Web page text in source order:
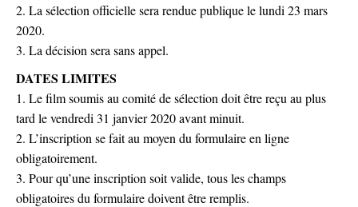
2. La sélection officielle sera rendue publique le lundi 23 mars
2020.
3. La décision sera sans appel.
DATES LIMITES
1. Le film soumis au comité de sélection doit être reçu au plus
tard le vendredi 31 janvier 2020 avant minuit.
2. L’inscription se fait au moyen du formulaire en ligne
obligatoirement.
3. Pour qu’une inscription soit valide, tous les champs
obligatoires du formulaire doivent être remplis.